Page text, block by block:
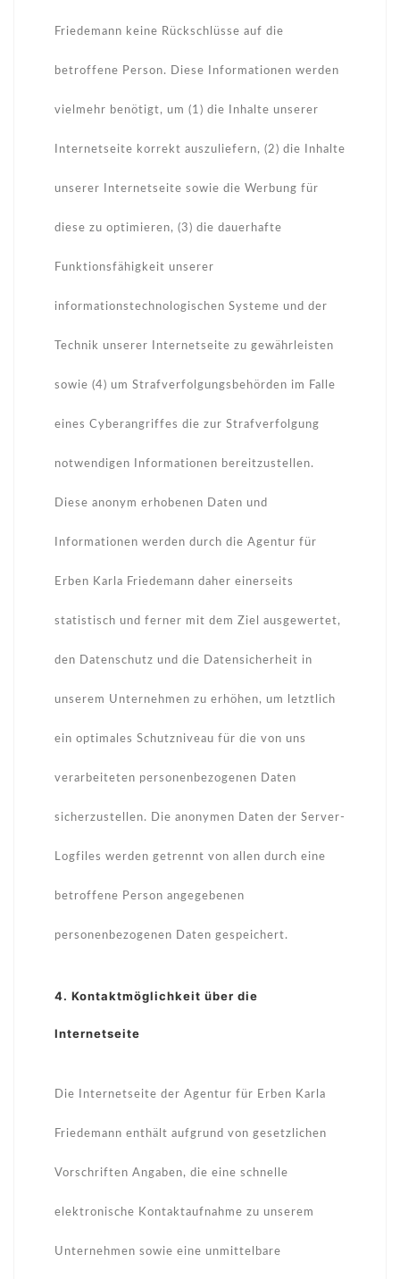
Friedemann keine Rückschlüsse auf die
betroffene Person. Diese Informationen werden
vielmehr benötigt, um (1) die Inhalte unserer
Internetseite korrekt auszuliefern, (2) die Inhalte
unserer Internetseite sowie die Werbung für
diese zu optimieren, (3) die dauerhafte
Funktionsfähigkeit unserer
informationstechnologischen Systeme und der
Technik unserer Internetseite zu gewährleisten
sowie (4) um Strafverfolgungsbehörden im Falle
eines Cyberangriffes die zur Strafverfolgung
notwendigen Informationen bereitzustellen.
Diese anonym erhobenen Daten und
Informationen werden durch die Agentur für
Erben Karla Friedemann daher einerseits
statistisch und ferner mit dem Ziel ausgewertet,
den Datenschutz und die Datensicherheit in
unserem Unternehmen zu erhöhen, um letztlich
ein optimales Schutzniveau für die von uns
verarbeiteten personenbezogenen Daten
sicherzustellen. Die anonymen Daten der Server-
Logfiles werden getrennt von allen durch eine
betroffene Person angegebenen
personenbezogenen Daten gespeichert.
4. Kontaktmöglichkeit über die
Internetseite
Die Internetseite der Agentur für Erben Karla
Friedemann enthält aufgrund von gesetzlichen
Vorschriften Angaben, die eine schnelle
elektronische Kontaktaufnahme zu unserem
Unternehmen sowie eine unmittelbare